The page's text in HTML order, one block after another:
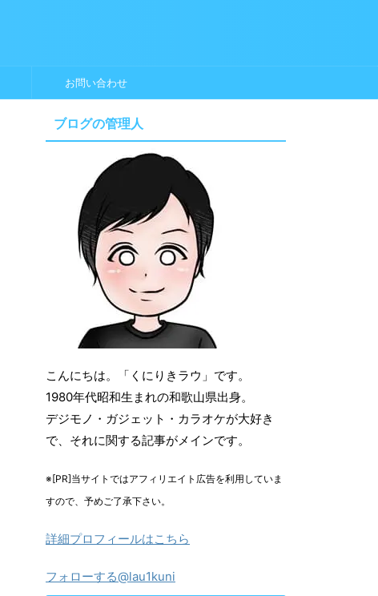
お問い合わせ
ブログの管理人
こんにちは。「くにりきラウ」です。
1980年代昭和生まれの和歌山県出身。
デジモノ・ガジェット・カラオケが大好き
で、それに関する記事がメインです。
※[PR]当サイトではアフィリエイト広告を利用していま
すので、予めご了承下さい。
詳細プロフィールはこちら
フォローする@lau1kuni